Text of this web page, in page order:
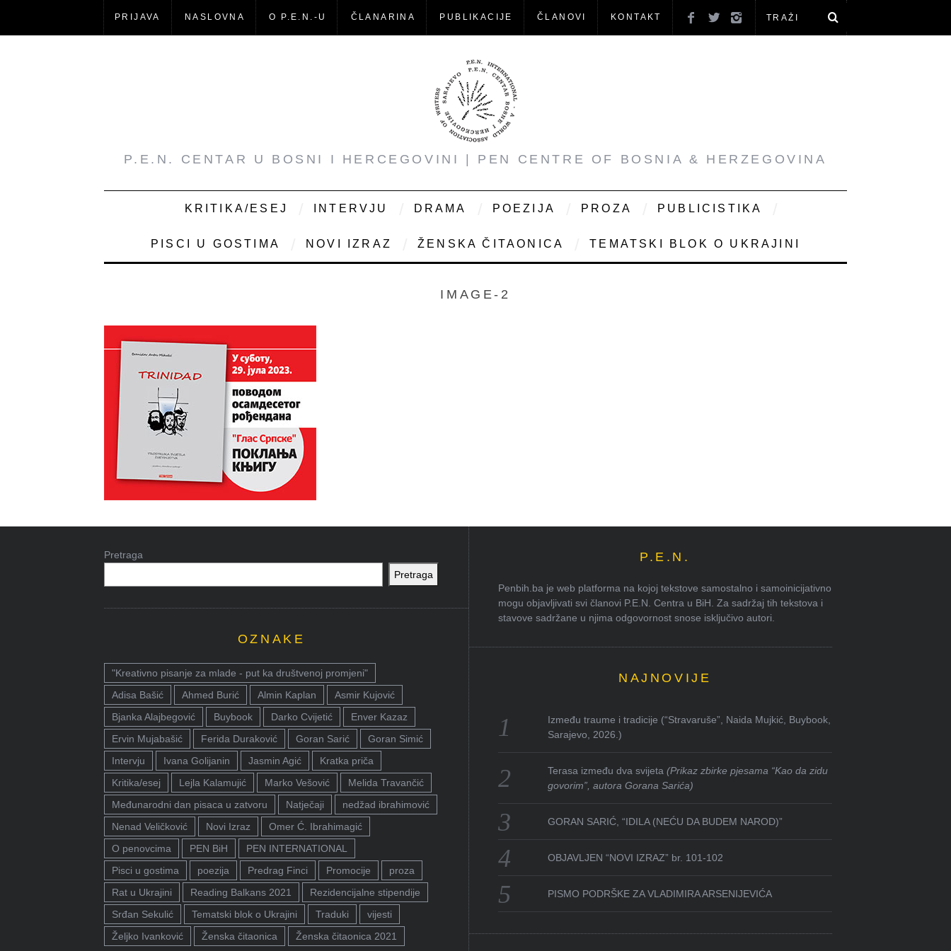
PRIJAVA NASLOVNA O P.E.N.-U ČLANARINA PUBLIKACIJE ČLANOVI KONTAKT
P.E.N. CENTAR U BOSNI I HERCEGOVINI | PEN CENTRE OF BOSNIA & HERZEGOVINA
KRITIKA/ESEJ INTERVJU DRAMA POEZIJA PROZA PUBLICISTIKA
PISCI U GOSTIMA NOVI IZRAZ ŽENSKA ČITAONICA TEMATSKI BLOK O UKRAJINI
IMAGE-2
Pretraga
Pretraga
OZNAKE
"Kreativno pisanje za mlade - put ka društvenoj promjeni"
Adisa Bašić
Ahmed Burić Almin Kaplan
Asmir Kujović
Bjanka Alajbegović
Buybook Darko Cvijetić
Enver Kazaz
Ervin Mujabašić
Ferida Duraković Goran Sarić
Goran Simić
Intervju
Ivana Golijanin Jasmin Agić
Kratka priča
Kritika/esej
Lejla Kalamujić Marko Vešović
Melida Travančić
Međunarodni dan pisaca u zatvoru
Natječaji
nedžad ibrahimović
Nenad Veličković
Novi Izraz
Omer Ć. Ibrahimagić
O penovcima
PEN BiH
PEN INTERNATIONAL
Pisci u gostima
poezija Predrag Finci Promocije
proza
Rat u Ukrajini
Reading Balkans 2021
Rezidencijalne stipendije
Srđan Sekulić
Tematski blok o Ukrajini Traduki
vijesti
Željko Ivanković
Ženska čitaonica Ženska čitaonica 2021
P.E.N.
Penbih.ba je web platforma na kojoj tekstove samostalno i samoinicijativno
mogu objavljivati svi članovi P.E.N. Centra u BiH. Za sadržaj tih tekstova i
stavove sadržane u njima odgovornost snose isključivo autori.
NAJNOVIJE
Između traume i tradicije (“Stravaruše”, Naida Mujkić, Buybook,
Sarajevo, 2026.)
Terasa između dva svijeta(Prikaz zbirke pjesama “Kao da zidu
govorim”, autora Gorana Sarića)
GORAN SARIĆ, “IDILA (NEĆU DA BUDEM NAROD)”
OBJAVLJEN “NOVI IZRAZ” br. 101-102
PISMO PODRŠKE ZA VLADIMIRA ARSENIJEVIĆA